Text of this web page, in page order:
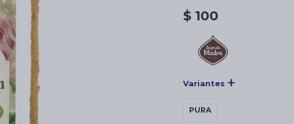
$ 100
Variantes
PURA